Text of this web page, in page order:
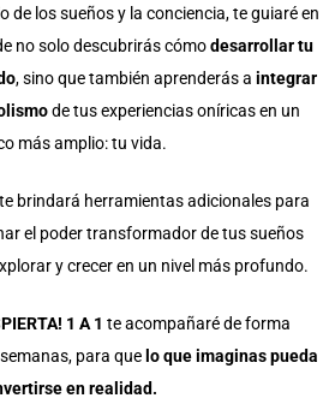
de los sueños y la conciencia, te guiaré en
no solo descubrirás cómodesarrollar tu
, sino que también aprenderás a integrar
de tus experiencias oníricas en un
más amplio: tu vida.
brindará herramientas adicionales para
el poder transformador de tus sueños
y crecer en un nivel más profundo.
1 A 1 te acompañaré de forma
para que lo que imaginas pueda
en realidad.